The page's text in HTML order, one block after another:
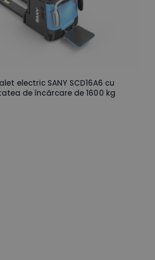
electric SANY SCD16A6 cu
de încărcare de 1600 kg